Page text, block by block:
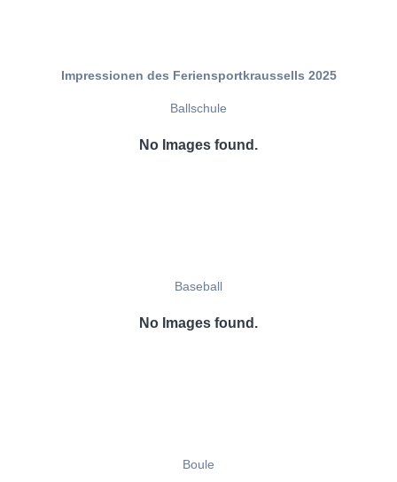
Impressionen des Feriensportkraussells 2025
Ballschule
No Images found.
Baseball
No Images found.
Boule